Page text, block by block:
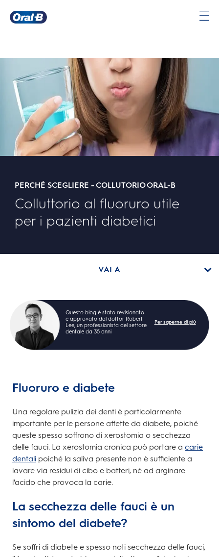
PERCHÉ SCEGLIERE - COLLUTORIO ORAL-B
Colluttorio al fluoruro utile
per i pazienti diabetici
VAI A
Questo blog è stato revisionato
e approvato dal dottor Robert
Lee, un professionista del settore
dentale da 35 anni
Per saperne di più
Fluoruro e diabete
Una regolare pulizia dei denti è particolarmente
importante per le persone affette da diabete, poiché
queste spesso soffrono di xerostomia o secchezza
delle fauci. La xerostomia cronica può portare a carie
dentali poiché la saliva presente non è sufficiente a
lavare via residui di cibo e batteri, né ad arginare
l'acido che provoca la carie.
La secchezza delle fauci è un
sintomo del diabete?
Se soffri di diabete e spesso noti secchezza delle fauci,